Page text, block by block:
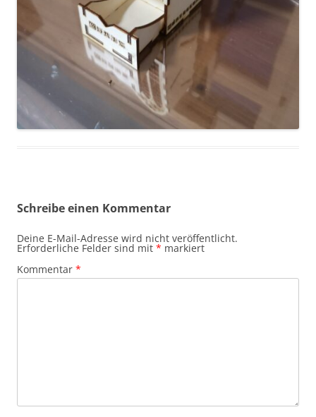
Schreibe einen Kommentar
Deine E-Mail-Adresse wird nicht veröffentlicht.
Erforderliche Felder sind mit * markiert
Kommentar *